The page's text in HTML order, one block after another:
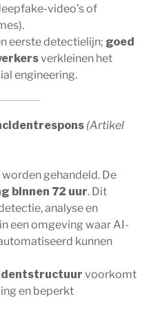
video’s of
eerste detectielijn; goed
verkleinen het
engineering.
(Artikel
gehandeld. De
binnen 72 uur. Dit
analyse en
een omgeving waar AI-
kunnen
voorkomt
en beperkt